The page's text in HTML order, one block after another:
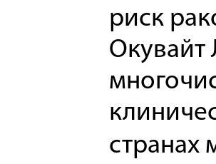
риск
Окувайт
странах